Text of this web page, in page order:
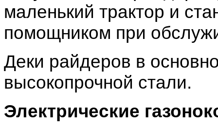
маленький трактор и
помощником при
Деки райдеров в
высокопрочной стали.
Электрические